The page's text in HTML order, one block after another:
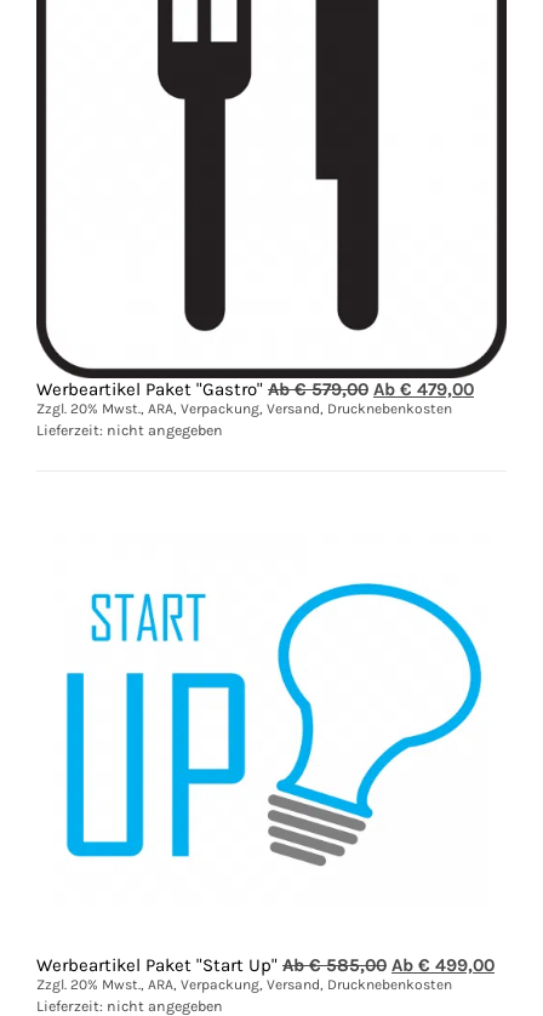
Werbeartikel Paket "Gastro" Ab €579,00 Ursprünglicher
Preis
Ab € 479,00
Zzgl. 20% Mwst., ARA, Verpackung, Versand, Drucknebenkosten
Lieferzeit: nicht angegeben
Werbeartikel Paket "Start Up" Ab €585,00 Ursprünglicher
Preis
Ab € 499,00
Zzgl. 20% Mwst., ARA, Verpackung, Versand, Drucknebenkosten
Lieferzeit: nicht angegeben